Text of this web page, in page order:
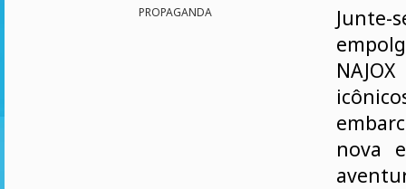
PROPAGANDA
nova